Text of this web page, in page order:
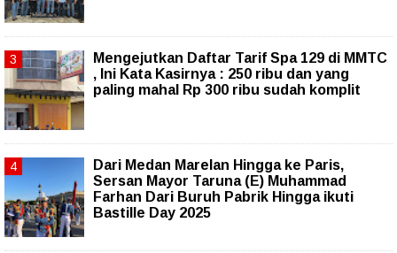
Mengejutkan Daftar Tarif Spa 129 di MMTC
, Ini Kata Kasirnya : 250 ribu dan yang
paling mahal Rp 300 ribu sudah komplit
‎Dari Medan Marelan Hingga ke Paris,
Sersan Mayor Taruna (E) Muhammad
Farhan Dari Buruh Pabrik Hingga ikuti
Bastille Day 2025